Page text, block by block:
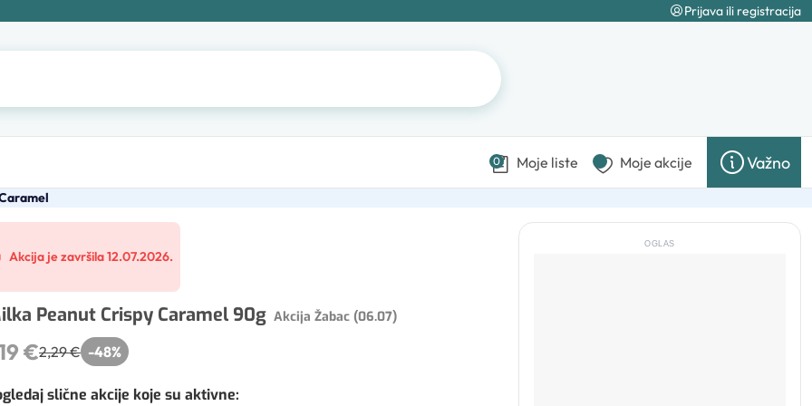
Prijava ili registracija
0 Moje liste Moje akcije Važno
Akcija je završila 12.07.2026.
Peanut Crispy Caramel 90g Akcija Žabac (06.07)
€2,29 € -48%
slične akcije koje su aktivne:
OGLAS